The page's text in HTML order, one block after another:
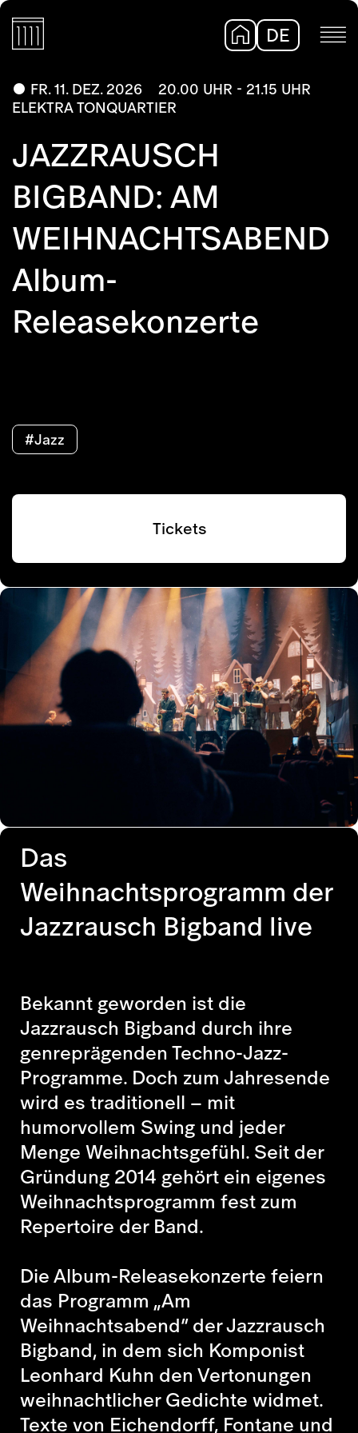
DE
FR. 11. DEZ. 2026
20.00 UHR - 21.15 UHR
ELEKTRA TONQUARTIER
JAZZRAUSCH
BIGBAND: AM
WEIHNACHTSABEND
Album-
Releasekonzerte
#Jazz
Tickets
Das
Weihnachtsprogramm der
Jazzrausch Bigband live
Bekannt geworden ist die
Jazzrausch Bigband durch ihre
genreprägenden Techno-Jazz-
Programme. Doch zum Jahresende
wird es traditionell – mit
humorvollem Swing und jeder
Menge Weihnachtsgefühl. Seit der
Gründung 2014 gehört ein eigenes
Weihnachtsprogramm fest zum
Repertoire der Band.
Die Album-Releasekonzerte feiern
das Programm „Am
Weihnachtsabend“ der Jazzrausch
Bigband, in dem sich Komponist
Leonhard Kuhn den Vertonungen
weihnachtlicher Gedichte widmet.
Texte von Eichendorff, Fontane und